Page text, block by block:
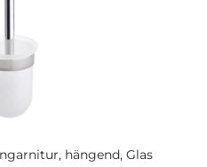
hängend, Glas